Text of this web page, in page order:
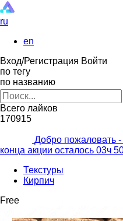
ru
en
Вход/Регистрация Войти
по тегу
по названию
Всего лайков
170915
Добро пожаловать
конца акции осталось 03ч
Текстуры
Кирпич
Free